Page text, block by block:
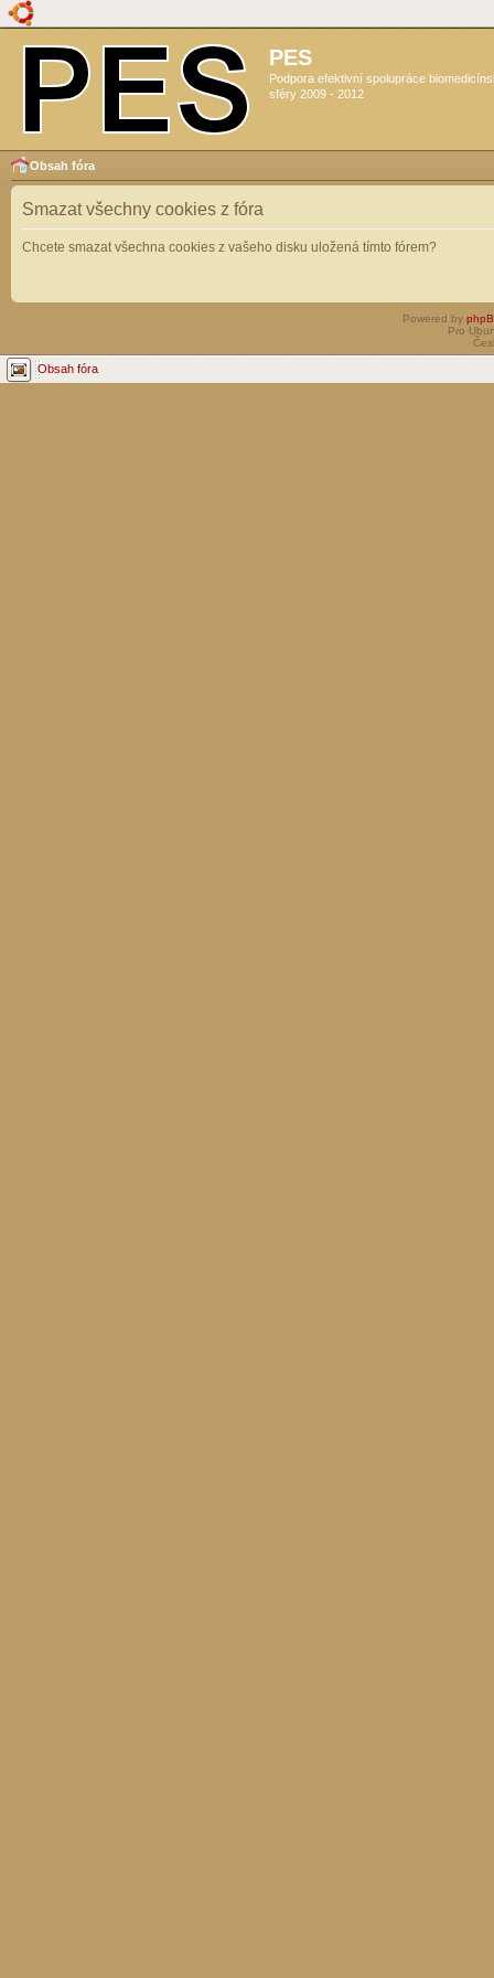
PES
Podpora efektivní spolupráce
sféry 2009 - 2012
Obsah fóra
Smazat všechny cookies z fóra
Chcete smazat všechna cookies z vašeho disku uložená tímto fórem?
Powered by
Pro
Obsah fóra